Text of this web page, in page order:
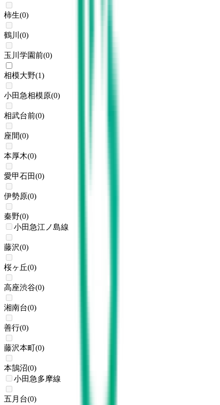
柿生(0)
鶴川 (0)
玉川学園前(0)
相模大野(1)
小田急相模原(0)
相武台前(0)
座間(0)
本厚木(0)
愛甲石田(0)
伊勢原(0)
秦野(0)
小田急江ノ島線
藤沢(0)
桜ヶ丘(0)
高座渋谷(0)
湘南台(0)
善行(0)
藤沢本町(0)
本鵠沼(0)
小田急多摩線
五月台(0)